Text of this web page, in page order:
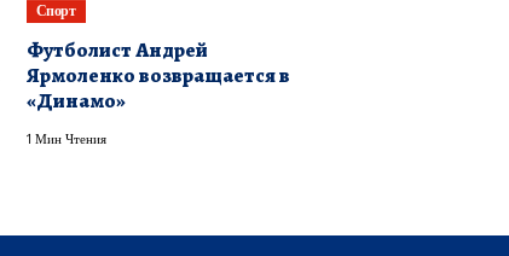
Спорт
Футболист Андрей
Ярмоленко возвращается в
«Динамо»
1 Мин Чтения